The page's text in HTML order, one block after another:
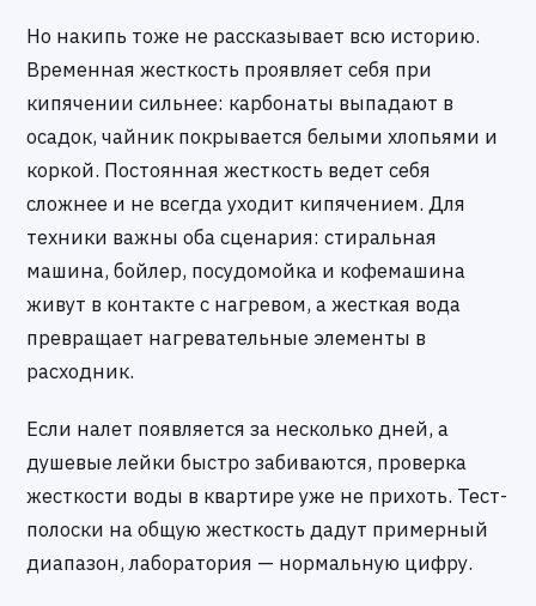
Но накипь тоже не рассказывает всю историю.
Временная жесткость проявляет себя при
кипячении сильнее: карбонаты выпадают в
осадок, чайник покрывается белыми хлопьями и
коркой. Постоянная жесткость ведет себя
сложнее и не всегда уходит кипячением. Для
техники важны оба сценария: стиральная
машина, бойлер, посудомойка и кофемашина
живут в контакте с нагревом, а жесткая вода
превращает нагревательные элементы в
расходник.
Если налет появляется за несколько дней, а
душевые лейки быстро забиваются, проверка
жесткости воды в квартире уже не прихоть. Тест-
полоски на общую жесткость дадут примерный
диапазон, лаборатория — нормальную цифру.